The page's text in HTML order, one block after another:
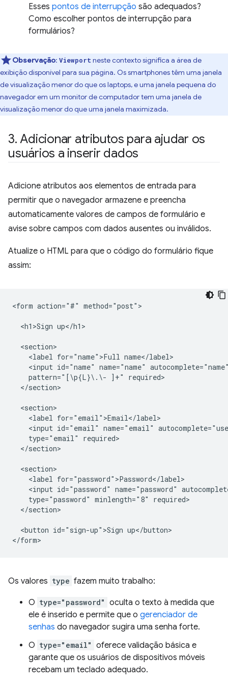
Esses pontos de interrupção são adequados?
Como escolher pontos de interrupção para
formulários?
Observação: Viewport neste contexto significa a área de
exibição disponível para sua página. Os smartphones têm uma janela
de visualização menor do que os laptops, e uma janela pequena do
navegador em um monitor de computador tem uma janela de
visualização menor do que uma janela maximizada.
3. Adicionar atributos para ajudar os
usuários a inserir dados
Adicione atributos aos elementos de entrada para
permitir que o navegador armazene e preencha
automaticamente valores de campos de formulário e
avise sobre campos com dados ausentes ou inválidos.
Atualize o HTML para que o código do formulário fique
assim:
<form action="#" method="post">
  <h1>Sign up</h1>
  <section>
    <label for="name">Full name</label>
<input id="name" name="name"
    pattern="[\p{L}\.\- ]+" required>
  </section>
  <section>
    <label for="email">Email</label>
<input id="email" name="email"
    type="email" required>
  </section>
  <section>
    <label for="password">Password</label>
<input id="password" name="password"
    type="password" minlength="8" required>
  </section>
  <button id="sign-up">Sign up</button>
Os valores type fazem muito trabalho:
O type="password" oculta o texto à medida que
ele é inserido e permite que o gerenciador de
senhas do navegador sugira uma senha forte.
O type="email" oferece validação básica e
garante que os usuários de dispositivos móveis
recebam um teclado adequado.